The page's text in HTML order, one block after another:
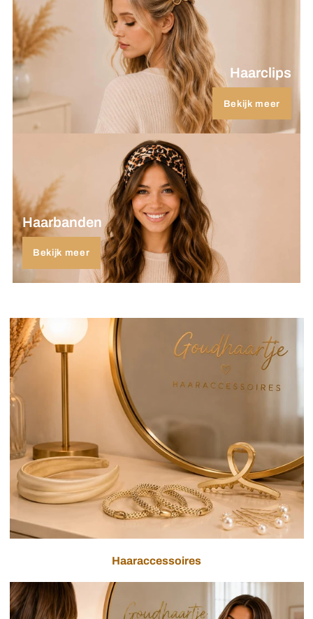
Haarclips
Bekijk meer
Haarbanden
Bekijk meer
Haaraccessoires